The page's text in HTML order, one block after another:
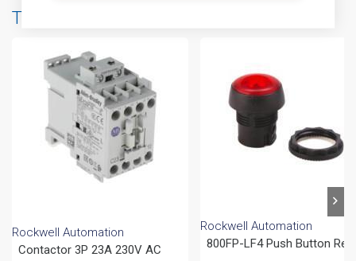
Tuotteita samalta valmistajalta
Rockwell Automation
Contactor 3P 23A 230V AC
Rockwell Automation
800FP-LF4 Push Button Red